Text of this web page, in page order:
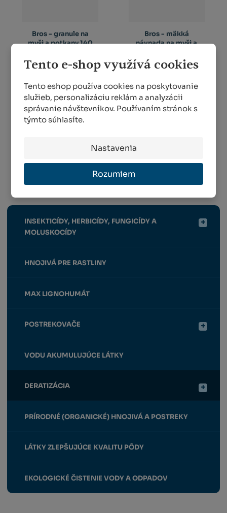
Tento e-shop využívá cookies
Tento eshop používa cookies na poskytovanie
služieb, personalizáciu reklám a analyzácii
správanie návštevníkov. Používaním stránok s
týmto súhlasíte.
Nastavenia
Rozumiem
Bros - granule na
myši a potkany 140
2,71 €
KÚPIŤ
MENEJ AKO 5 KS
Bros - mäkká
návnada na myši a
3,11 €
MENEJ AKO 5 KS
1 2
INSEKTICÍDY, HERBICÍDY, FUNGICÍDY A
MOLUSKOCÍDY
HNOJIVÁ PRE RASTLINY
MAX LIGNOHUMÁT
POSTREKOVAČE
VODU AKUMULUJÚCE LÁTKY
DERATIZÁCIA
PRÍRODNÉ (ORGANICKÉ) HNOJIVÁ A POSTREKY
LÁTKY ZLEPŠUJÚCE KVALITU PÔDY
EKOLOGICKÉ ČISTENIE VODY A ODPADOV